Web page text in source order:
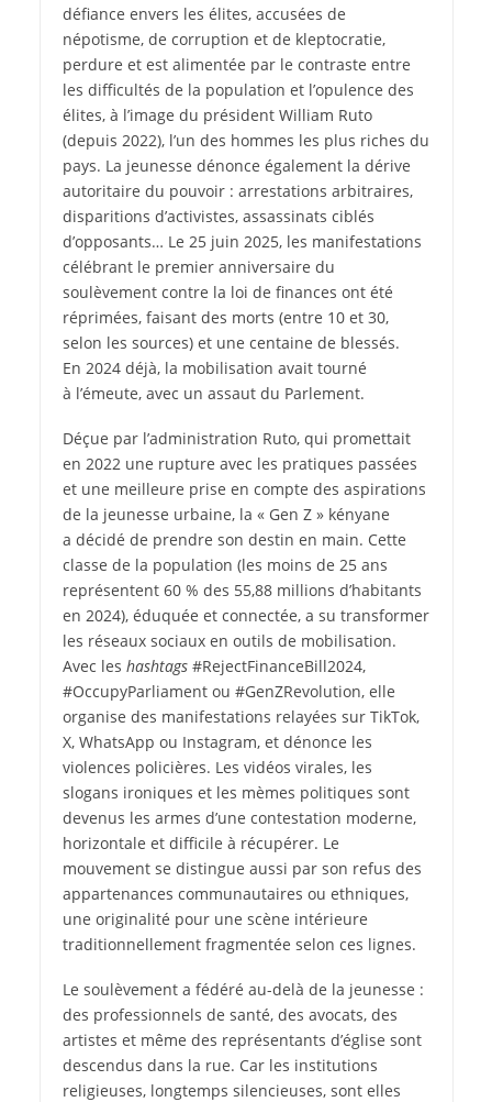
défiance envers les élites, accusées de
népotisme, de corruption et de kleptocratie,
perdure et est alimentée par le contraste entre
les difficultés de la population et l’opulence des
élites, à l’image du président William Ruto
(depuis 2022), l’un des hommes les plus riches du
pays. La jeunesse dénonce également la dérive
autoritaire du pouvoir : arrestations arbitraires,
disparitions d’activistes, assassinats ciblés
d’opposants… Le 25 juin 2025, les manifestations
célébrant le premier anniversaire du
soulèvement contre la loi de finances ont été
réprimées, faisant des morts (entre 10 et 30,
selon les sources) et une centaine de blessés.
En 2024 déjà, la mobilisation avait tourné
à l’émeute, avec un assaut du Parlement.
Déçue par l’administration Ruto, qui promettait
en 2022 une rupture avec les pratiques passées
et une meilleure prise en compte des aspirations
de la jeunesse urbaine, la « Gen Z » kényane
a décidé de prendre son destin en main. Cette
classe de la population (les moins de 25 ans
représentent 60 % des 55,88 millions d’habitants
en 2024), éduquée et connectée, a su transformer
les réseaux sociaux en outils de mobilisation.
Avec les hashtags #RejectFinanceBill2024,
#OccupyParliament ou #GenZRevolution, elle
organise des manifestations relayées sur TikTok,
X, WhatsApp ou Instagram, et dénonce les
violences policières. Les vidéos virales, les
slogans ironiques et les mèmes politiques sont
devenus les armes d’une contestation moderne,
horizontale et difficile à récupérer. Le
mouvement se distingue aussi par son refus des
appartenances communautaires ou ethniques,
une originalité pour une scène intérieure
traditionnellement fragmentée selon ces lignes.
Le soulèvement a fédéré au-delà de la jeunesse :
des professionnels de santé, des avocats, des
artistes et même des représentants d’église sont
descendus dans la rue. Car les institutions
religieuses, longtemps silencieuses, sont elles